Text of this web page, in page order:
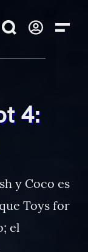
4:
y Coco es
Toys for
el